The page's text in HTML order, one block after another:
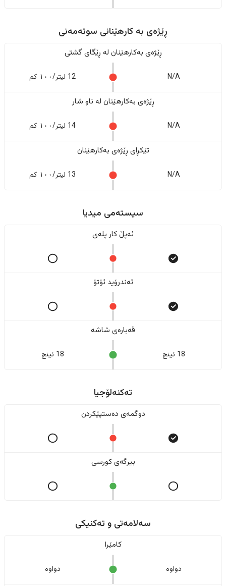
ڕێژەى به کارهێنانی سوتەمەنی
ڕێژەى بەکارهێنان له ڕێگای گشتی
N/A 12 لیتر/١٠٠ کم
ڕێژەى بەکارهێنان له ناو شار
N/A 14 لیتر/١٠٠ کم
تێکڕای ڕێژەى بەکارهێنان
N/A 13 لیتر/١٠٠ کم
سیستەمی میدیا
ئەپڵ کار پلەی
ئەندرۆید ئۆتۆ
قەبارەی شاشە
18 ئینج 18 ئینج
تەکنەلۆجیا
دوگمەی دەستپێکردن
بیرگەی کورسی
سەلامەتی و تەکنیکی
کامێرا
دواوە دواوە